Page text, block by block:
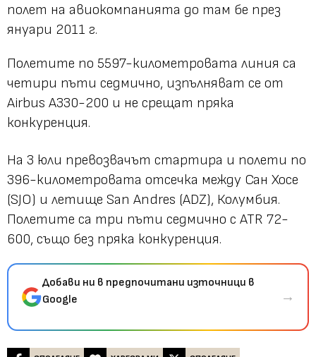
полет на авиокомпанията до там бе през
януари 2011 г.
Полетите по 5597-километровата линия са
четири пъти седмично, изпълняват се от
Airbus A330-200 и не срещат пряка
конкуренция.
На 3 юли превозвачът стартира и полети по
396-километровата отсечка между Сан Хосе
(SJO) и летище San Andres (ADZ), Колумбия.
Полетите са три пъти седмично с ATR 72-
600, също без пряка конкуренция.
Добави ни в предпочитани източници в
Google
→